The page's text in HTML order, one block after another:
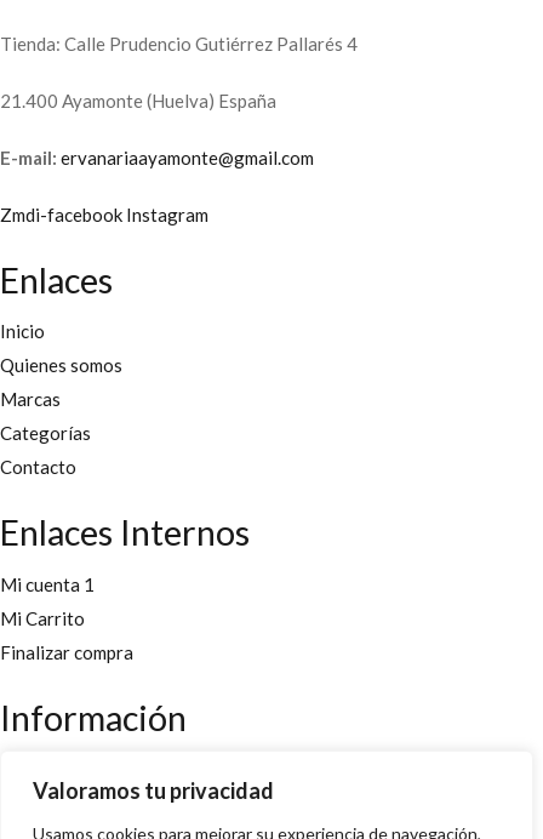
Valoramos tu privacidad
Usamos cookies para mejorar su experiencia de navegación,
Tienda: Calle Prudencio Gutiérrez Pallarés 4
21.400 Ayamonte (Huelva) España
E-mail: ervanariaayamonte@gmail.com
Zmdi-facebook Instagram
Enlaces
Inicio
Quienes somos
Marcas
Categorías
Contacto
Enlaces Internos
Mi cuenta 1
Mi Carrito
Finalizar compra
Información
Políticas y cookies